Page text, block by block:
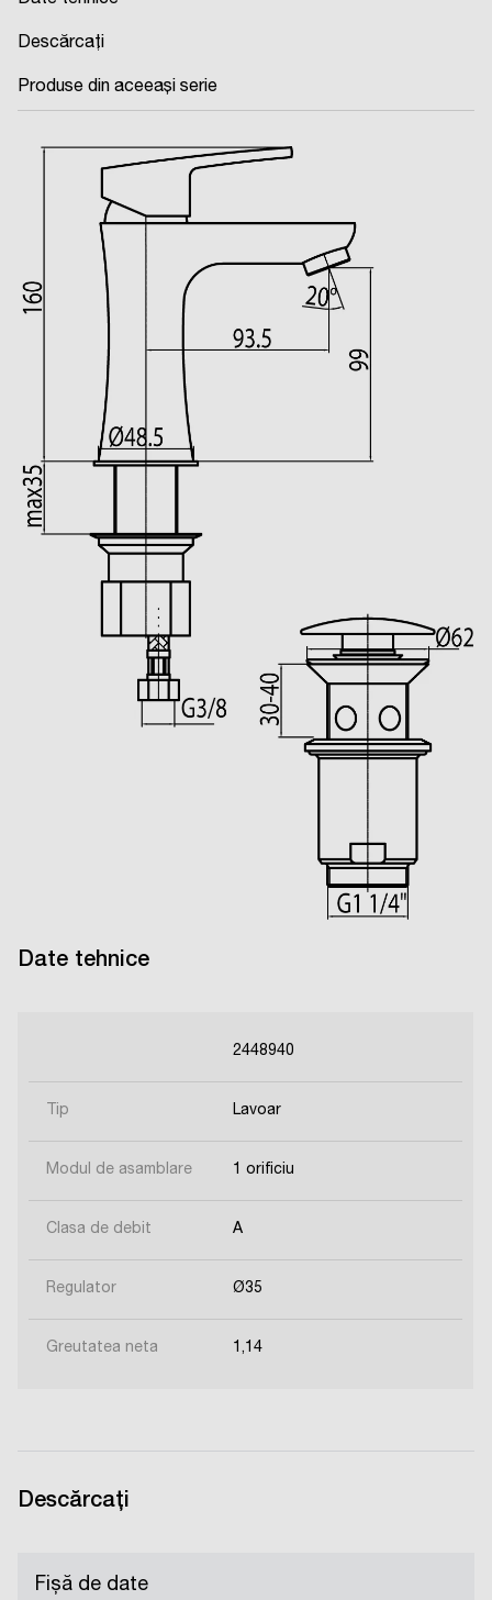
Descărcați
Produse din aceeași serie
Date tehnice
2448940
Tip Lavoar
Modul de asamblare 1 orificiu
Clasa de debit A
Regulator Ø35
Greutatea neta 1,14
Descărcați
Fișă de date